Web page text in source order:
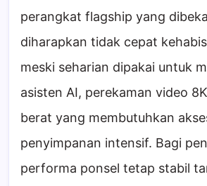
perangkat flagship yang
diharapkan tidak cepat
meski seharian dipakai untuk
asisten AI, perekaman video
berat yang membutuhkan
penyimpanan intensif. Bagi
performa ponsel tetap stabil